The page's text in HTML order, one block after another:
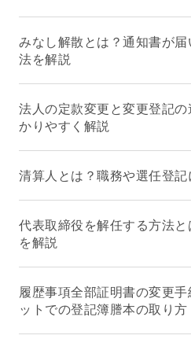
みなし解散とは？通知書が
法を解説
法人の定款変更と変更登記
かりやすく解説
清算人とは？職務や選任登記
代表取締役を解任する方法
を解説
履歴事項全部証明書の変更
ットでの登記簿謄本の取り方